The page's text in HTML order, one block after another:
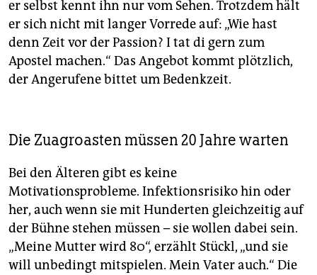
er selbst kennt ihn nur vom Sehen. Trotzdem hält
er sich nicht mit langer Vorrede auf: „Wie hast
denn Zeit vor der Passion? I tat di gern zum
Apostel machen.“ Das Angebot kommt plötzlich,
der Angerufene bittet um Bedenkzeit.
Die Zuagroasten müssen 20 Jahre warten
Bei den Älteren gibt es keine
Motivationsprobleme. Infektionsrisiko hin oder
her, auch wenn sie mit Hunderten gleichzeitig auf
der Bühne stehen müssen – sie wollen dabei sein.
„Meine Mutter wird 80“, erzählt Stückl, „und sie
will unbedingt mitspielen. Mein Vater auch.“ Die